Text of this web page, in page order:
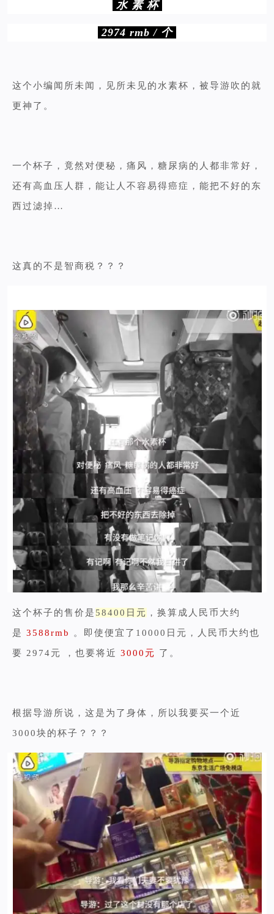
水 素 杯
2974 rmb / 个
这个小编闻所未闻，见所未见的水素杯，被导游吹的就
更神了。
一个杯子，竟然对便秘，痛风，糖尿病的人都非常好，
还有高血压人群，能让人不容易得癌症，能把不好的东
西过滤掉…
这真的不是智商税？？？
这个杯子的售价是 58400日元 ，换算成人民币大约
是 3588rmb 。即使便宜了10000日元，人民币大约也
要 2974元 ，也要将近 3000元 了。
根据导游所说，这是为了身体，所以我要买一个近
3000块的杯子？？？